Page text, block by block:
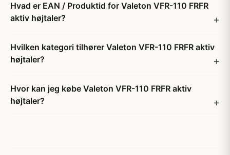
Hvad er EAN / Produktid for Valeton VFR-110 FRFR
aktiv højtaler?
Hvilken kategori tilhører Valeton VFR-110 FRFR aktiv
højtaler?
Hvor kan jeg købe Valeton VFR-110 FRFR aktiv
højtaler?